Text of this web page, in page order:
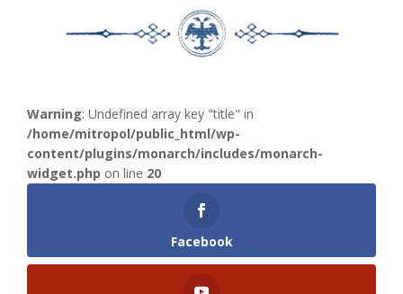
Warning: Undefined array key "title" in
/home/mitropol/public_html/wp-
content/plugins/monarch/includes/monarch-
widget.php on line 20
Facebook